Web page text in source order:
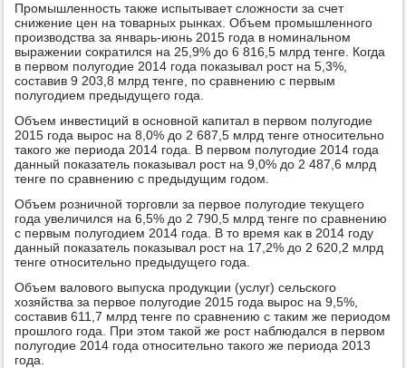
Промышленность также испытывает сложности за счет
снижение цен на товарных рынках. Объем промышленного
производства за январь-июнь 2015 года в номинальном
выражении сократился на 25,9% до 6 816,5 млрд тенге. Когда
в первом полугодие 2014 года показывал рост на 5,3%,
составив 9 203,8 млрд тенге, по сравнению с первым
полугодием предыдущего года.
Объем инвестиций в основной капитал в первом полугодие
2015 года вырос на 8,0% до 2 687,5 млрд тенге относительно
такого же периода 2014 года. В первом полугодие 2014 года
данный показатель показывал рост на 9,0% до 2 487,6 млрд
тенге по сравнению с предыдущим годом.
Объем розничной торговли за первое полугодие текущего
года увеличился на 6,5% до 2 790,5 млрд тенге по сравнению
с первым полугодием 2014 года. В то время как в 2014 году
данный показатель показывал рост на 17,2% до 2 620,2 млрд
тенге относительно предыдущего года.
Объем валового выпуска продукции (услуг) сельского
хозяйства за первое полугодие 2015 года вырос на 9,5%,
составив 611,7 млрд тенге по сравнению с таким же периодом
прошлого года. При этом такой же рост наблюдался в первом
полугодие 2014 года относительно такого же периода 2013
года.